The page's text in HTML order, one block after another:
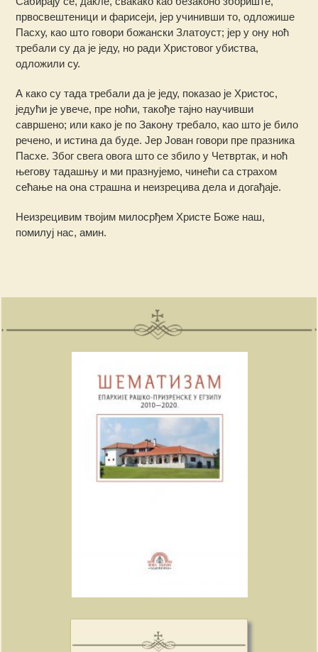
првосвештеници и фарисеји, јер учинивши то, одложише
Пасху, као што говори божански Златоуст; јер у ону ноћ
требали су да је једу, но ради Христовог убиства,
одложили су.
А како су тада требали да је једу, показао је Христос,
једући је увече, пре ноћи, такође тајно научивши
савршено; или како је по Закону требало, као што је било
речено, и истина да буде. Јер Јован говори пре празника
Пасхе. Због свега овога што се збило у Четвртак, и ноћ
његову тадашњу и ми празнујемо, чинећи са страхом
сећање на она страшна и неизрецива дела и догађаје.
Неизрецивим твојим милосрђем Христе Боже наш,
помилуј нас, амин.